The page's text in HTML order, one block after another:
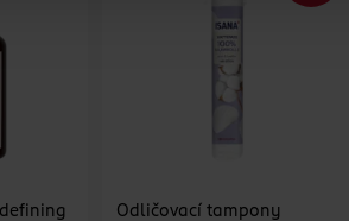
Odličovací tampony